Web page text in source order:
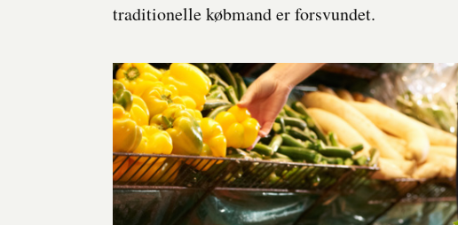
traditionelle købmand er forsvundet.